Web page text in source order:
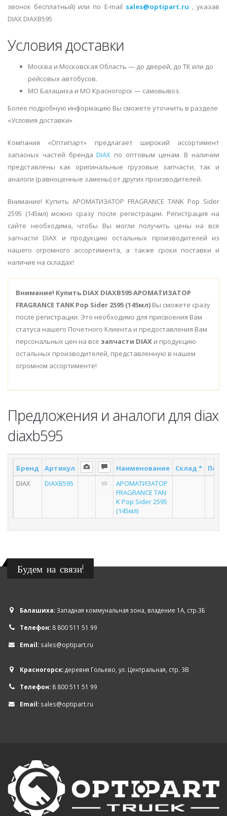
звонок бесплатный) или по E-mail sales@optipart.ru , указав
DIAX DIAXB595
Условия доставки
Москва и Московская Область — до дверей, до ТК или до
рейсовых автобусов.
МО Балашиха и МО Красногорск — самовывоз.
Более подробную информацию Вы сможете уточнить в разделе
«Условия доставки»
Компания «Оптипарт» предлагает широкий ассортимент
запасных частей брендаDIAX по оптовым ценам. В наличии
представлены как оригинальные грузовые запчасти, так и
аналоги (равноценные замены) от других производителей.
Внимание! Купить АРОМАТИЗАТОР FRAGRANCE TANK Pop Sider
2595 (145мл) можно сразу после регистрации. Регистрация на
сайте необходима, чтобы Вы могли получить цены на все
запчасти DIAX и продукцию остальных производителей из
нашего огромного ассортимента, а также сроки поставки и
наличие на складах!
Внимание! Купить DIAX DIAXB595 АРОМАТИЗАТОР
FRAGRANCE TANK Pop Sider 2595 (145мл) Вы сможете сразу
после регистрации. Это необходимо для присвоения Вам
статуса нашего Почетного Клиента и предоставления Вам
персональных цен на все запчасти DIAX и продукцию
остальных производителей, представленную в нашем
огромном ассортименте!
Предложения и аналоги для diax
diaxb595
Бренд Артикул Наименование Склад *
DIAX
DIAXB595
АРОМАТИЗАТОР
FRAGRANCE TAN
K Pop Sider 2595
(145мл)
Будем на связи!
Балашиха:Западная коммунальная зона, владение 1А, стр.3Б
Телефон: 8 800 511 51 99
Email: sales@optipart.ru
Красногорск:деревня Гольево, ул. Центральная, стр. 3В
Телефон: 8 800 511 51 99
Email: sales@optipart.ru